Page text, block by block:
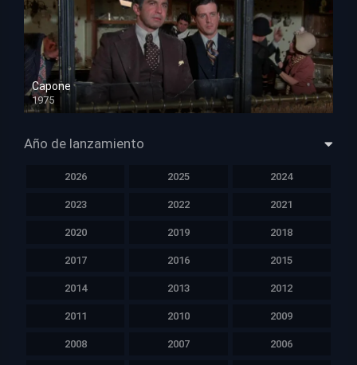
Capone
1975
HD 1080p
Año de lanzamiento
2026 2025 2024
2023 2022 2021
2020 2019 2018
2017 2016 2015
2014 2013 2012
2011 2010 2009
2008 2007 2006